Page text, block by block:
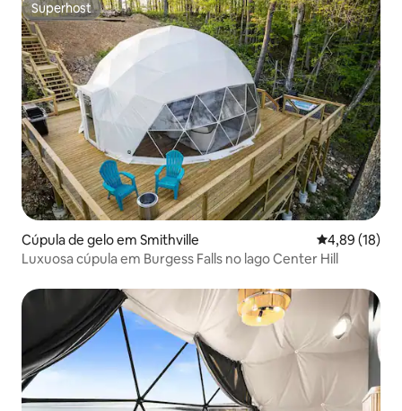
Superhost
Superhost
Cúpula de gelo em Smithville Classificação
4,89 (18)
Luxuosa cúpula em Burgess Falls no lago Center Hill